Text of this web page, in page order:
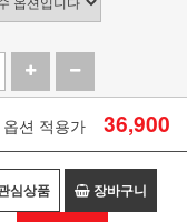
옵션 적용가 36,900
심상품 장바구니